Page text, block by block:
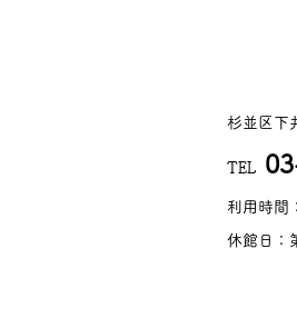
杉並区下
TEL
利用時間
休館日：